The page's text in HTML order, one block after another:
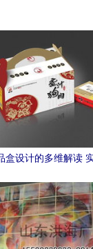
盒设计的多维解读